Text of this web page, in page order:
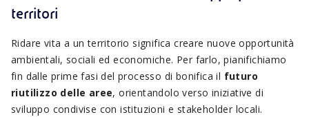
territori
Ridare vita a un territorio significa creare nuove opportunità
ambientali, sociali ed economiche. Per farlo, pianifichiamo
fin dalle prime fasi del processo di bonifica il futuro
riutilizzo delle aree, orientandolo verso iniziative di
sviluppo condivise con istituzioni e stakeholder locali.